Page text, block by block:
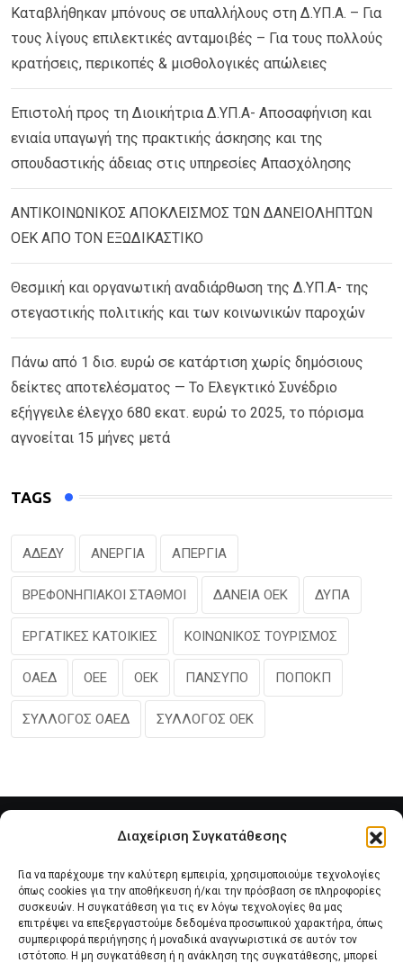
Διαχείριση Συγκατάθεσης
Για να παρέχουμε την καλύτερη εμπειρία, χρησιμοποιούμε τεχνολογίες
όπως cookies για την αποθήκευση ή/και την πρόσβαση σε πληροφορίες
συσκευών. Η συγκατάθεση για τις εν λόγω τεχνολογίες θα μας
επιτρέψει να επεξεργαστούμε δεδομένα προσωπικού χαρακτήρα, όπως
συμπεριφορά περιήγησης ή μοναδικά αναγνωριστικά σε αυτόν τον
ιστότοπο. Η μη συγκατάθεση ή η ανάκληση της συγκατάθεσης, μπορεί
Καταβλήθηκαν μπόνους σε υπαλλήλους στη Δ.ΥΠ.Α. – Για
τους λίγους επιλεκτικές ανταμοιβές – Για τους πολλούς
κρατήσεις, περικοπές & μισθολογικές απώλειες
Επιστολή προς τη Διοικήτρια Δ.ΥΠ.Α- Αποσαφήνιση και
ενιαία υπαγωγή της πρακτικής άσκησης και της
σπουδαστικής άδειας στις υπηρεσίες Απασχόλησης
ΑΝΤΙΚΟΙΝΩΝΙΚΟΣ ΑΠΟΚΛΕΙΣΜΟΣ ΤΩΝ ΔΑΝΕΙΟΛΗΠΤΩΝ
ΟΕΚ ΑΠΟ ΤΟΝ ΕΞΩΔΙΚΑΣΤΙΚΟ
Θεσμική και οργανωτική αναδιάρθωση της Δ.ΥΠ.Α- της
στεγαστικής πολιτικής και των κοινωνικών παροχών
Πάνω από 1 δισ. ευρώ σε κατάρτιση χωρίς δημόσιους
δείκτες αποτελέσματος — Το Ελεγκτικό Συνέδριο
εξήγγειλε έλεγχο 680 εκατ. ευρώ το 2025, το πόρισμα
αγνοείται 15 μήνες μετά
TAGS
ΑΔΕΔΥ ΑΝΕΡΓΙΑ ΑΠΕΡΓΙΑ
ΒΡΕΦΟΝΗΠΙΑΚΟΙ ΣΤΑΘΜΟΙ ΔΑΝΕΙΑ ΟΕΚ ΔΥΠΑ
ΕΡΓΑΤΙΚΕΣ ΚΑΤΟΙΚΙΕΣ ΚΟΙΝΩΝΙΚΟΣ ΤΟΥΡΙΣΜΟΣ
ΟΑΕΔ ΟΕΕ ΟΕΚ ΠΑΝΣΥΠΟ ΠΟΠΟΚΠ
ΣΥΛΛΟΓΟΣ ΟΑΕΔ ΣΥΛΛΟΓΟΣ ΟΕΚ
Αρχική Νέα του Συλλόγου Θέματα e-Magazino